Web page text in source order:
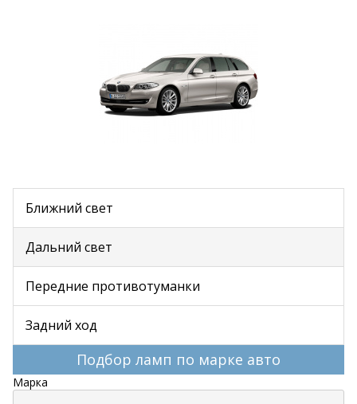
Ближний свет
Дальний свет
Передние противотуманки
Задний ход
Подбор ламп по марке авто
Марка